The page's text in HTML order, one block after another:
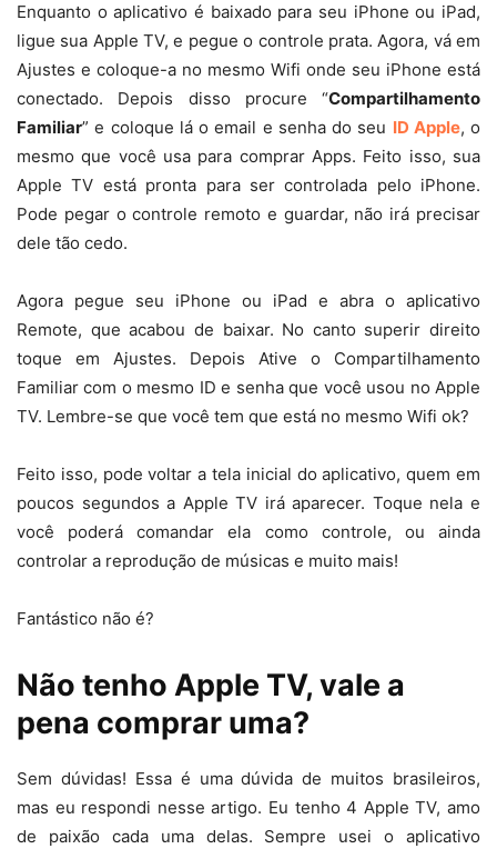
Enquanto o aplicativo é baixado para seu iPhone ou iPad,
ligue sua Apple TV, e pegue o controle prata. Agora, vá em
Ajustes e coloque-a no mesmo Wifi onde seu iPhone está
conectado. Depois disso procure “Compartilhamento
Familiar” e coloque lá o email e senha do seu ID Apple, o
mesmo que você usa para comprar Apps. Feito isso, sua
Apple TV está pronta para ser controlada pelo iPhone.
Pode pegar o controle remoto e guardar, não irá precisar
dele tão cedo.
Agora pegue seu iPhone ou iPad e abra o aplicativo
Remote, que acabou de baixar. No canto superir direito
toque em Ajustes. Depois Ative o Compartilhamento
Familiar com o mesmo ID e senha que você usou no Apple
TV. Lembre-se que você tem que está no mesmo Wifi ok?
Feito isso, pode voltar a tela inicial do aplicativo, quem em
poucos segundos a Apple TV irá aparecer. Toque nela e
você poderá comandar ela como controle, ou ainda
controlar a reprodução de músicas e muito mais!
Fantástico não é?
Não tenho Apple TV, vale a
pena comprar uma?
Sem dúvidas! Essa é uma dúvida de muitos brasileiros,
mas eu respondi nesse artigo. Eu tenho 4 Apple TV, amo
de paixão cada uma delas. Sempre usei o aplicativo